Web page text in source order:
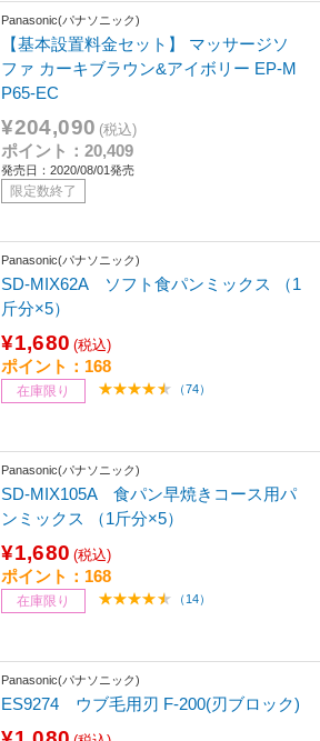
Panasonic(パナソニック)
【基本設置料金セット】 マッサージソ
ファ カーキブラウン&アイボリー EP-M
P65-EC
¥204,090 (税込)
ポイント：20,409
発売日：2020/08/01発売
限定数終了
Panasonic(パナソニック)
SD-MIX62A ソフト食パンミックス （1
斤分×5）
¥1,680 (税込)
ポイント：168
在庫限り （74）
Panasonic(パナソニック)
SD-MIX105A 食パン早焼きコース用パ
ンミックス （1斤分×5）
¥1,680 (税込)
ポイント：168
在庫限り （14）
Panasonic(パナソニック)
ES9274 ウブ毛用刃 F-200(刃ブロック)